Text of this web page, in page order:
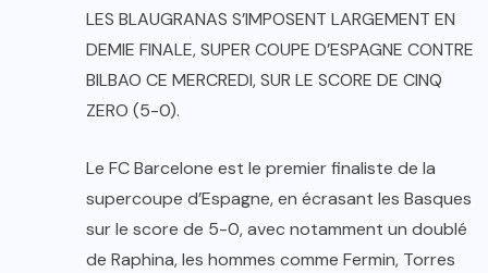
LES BLAUGRANAS S’IMPOSENT LARGEMENT EN
DEMIE FINALE, SUPER COUPE D’ESPAGNE CONTRE
BILBAO CE MERCREDI, SUR LE SCORE DE CINQ
ZERO (5-0).
Le FC Barcelone est le premier finaliste de la
supercoupe d’Espagne, en écrasant les Basques
sur le score de 5-0, avec notamment un doublé
de Raphina, les hommes comme Fermin, Torres